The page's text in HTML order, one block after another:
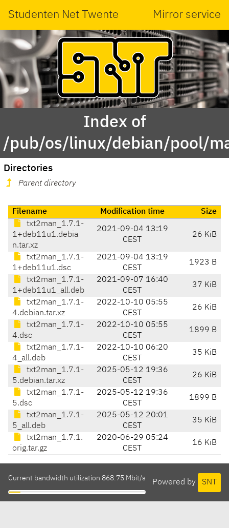
Studenten Net Twente Mirror service
Index of
/pub/os/linux/debian/pool/
Directories
Parent directory
Filename Modification time
Size
txt2man_1.7.1-
1+deb11u1.debia
n.tar.xz
2021-09-04 13:19
CEST
26 KiB
txt2man_1.7.1-
1+deb11u1.dsc
2021-09-04 13:19
CEST
1923 B
txt2man_1.7.1-
1+deb11u1_all.deb
2021-09-07 16:40
CEST
37 KiB
txt2man_1.7.1-
4.debian.tar.xz
2022-10-10 05:55
CEST
26 KiB
txt2man_1.7.1-
4.dsc
2022-10-10 05:55
CEST
1899 B
txt2man_1.7.1-
4_all.deb
2022-10-10 06:20
CEST
35 KiB
txt2man_1.7.1-
5.debian.tar.xz
2025-05-12 19:36
CEST
26 KiB
txt2man_1.7.1-
5.dsc
2025-05-12 19:36
CEST
1899 B
txt2man_1.7.1-
5_all.deb
2025-05-12 20:01
CEST
35 KiB
txt2man_1.7.1.
orig.tar.gz
2020-06-29 05:24
CEST
16 KiB
Powered by SNT
Current bandwidth utilization 868.75 Mbit/s